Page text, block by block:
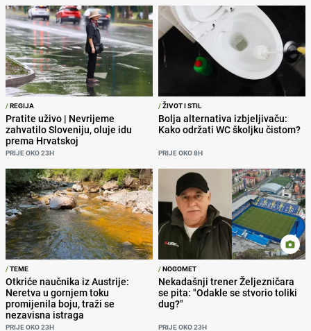
/REGIJA
Pratite uživo | Nevrijeme
zahvatilo Sloveniju, oluje idu
prema Hrvatskoj
PRIJE OKO 23H
/ŽIVOT I STIL
Bolja alternativa izbjeljivaču:
Kako održati WC školjku čistom?
PRIJE OKO 8H
/TEME
Otkriće naučnika iz Austrije:
Neretva u gornjem toku
promijenila boju, traži se
nezavisna istraga
PRIJE OKO 23H
/NOGOMET
Nekadašnji trener Željezničara
se pita: "Odakle se stvorio toliki
dug?"
PRIJE OKO 23H